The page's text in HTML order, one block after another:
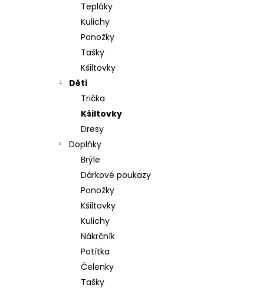
Tepláky
Kulichy
Ponožky
Tašky
Kšiltovky
Děti
Trička
Kšiltovky
Dresy
Doplňky
Brýle
Dárkové poukazy
Ponožky
Kšiltovky
Kulichy
Nákrčník
Potítka
Čelenky
Tašky
JEDNOOKÝ
DAKAR
890
HELMET
890